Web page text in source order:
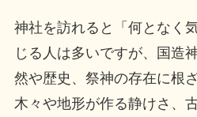
神社を訪れると「何となく
じる人は多いですが、国造
然や歴史、祭神の存在に根
木々や地形が作る静けさ、